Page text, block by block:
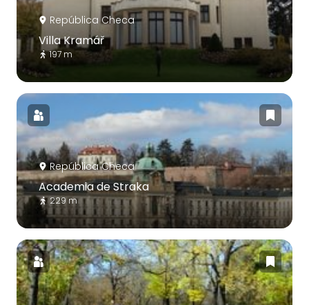
República Checa
Villa Kramář
197 m
República Checa
Academia de Straka
229 m